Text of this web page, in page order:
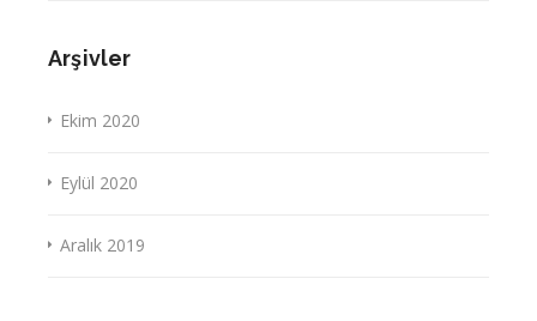
Arşivler
Ekim 2020
Eylül 2020
Aralık 2019